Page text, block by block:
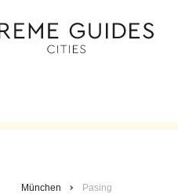
München Pasing